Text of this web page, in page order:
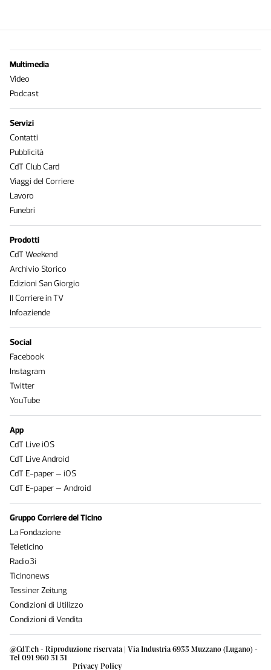
@CdT.ch - Riproduzione riservata | Via Industria 6933 Muzzano (Lugano) -
Tel 091 960 31 31
Privacy Policy
Multimedia
Video
Podcast
Servizi
Contatti
Pubblicità
CdT Club Card
Viaggi del Corriere
Lavoro
Funebri
Prodotti
CdT Weekend
Archivio Storico
Edizioni San Giorgio
Il Corriere in TV
Infoaziende
Social
Facebook
Instagram
Twitter
YouTube
App
CdT Live iOS
CdT Live Android
CdT E-paper – iOS
CdT E-paper – Android
Gruppo Corriere del Ticino
La Fondazione
Teleticino
Radio3i
Ticinonews
Tessiner Zeitung
Condizioni di Utilizzo
Condizioni di Vendita